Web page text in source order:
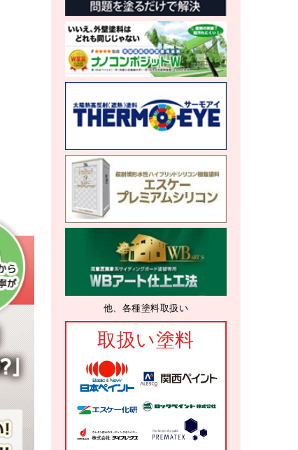
他、各種塗料取扱い
取扱い塗料